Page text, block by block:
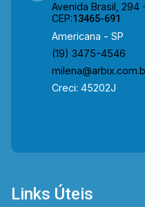
Avenida Brasil, 294
CEP:13465-691
Americana - SP
(19) 3475-4546
Creci: 45202J
Links Úteis